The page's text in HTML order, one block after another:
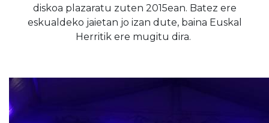
diskoa plazaratu zuten 2015ean. Batez ere
eskualdeko jaietan jo izan dute, baina Euskal
Herritik ere mugitu dira.